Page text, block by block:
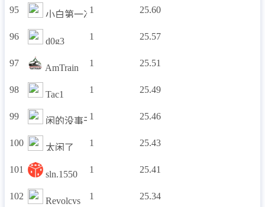
95 小白第一次做题
1 25.60
96 d0g3 1 25.57
97 AmTrain 1 25.51
98 Tac1 1 25.49
99 闲的没事干啊
1 25.46
100 太闲了 1 25.43
101 sln.1550 1 25.41
102 Revolcys 1 25.34